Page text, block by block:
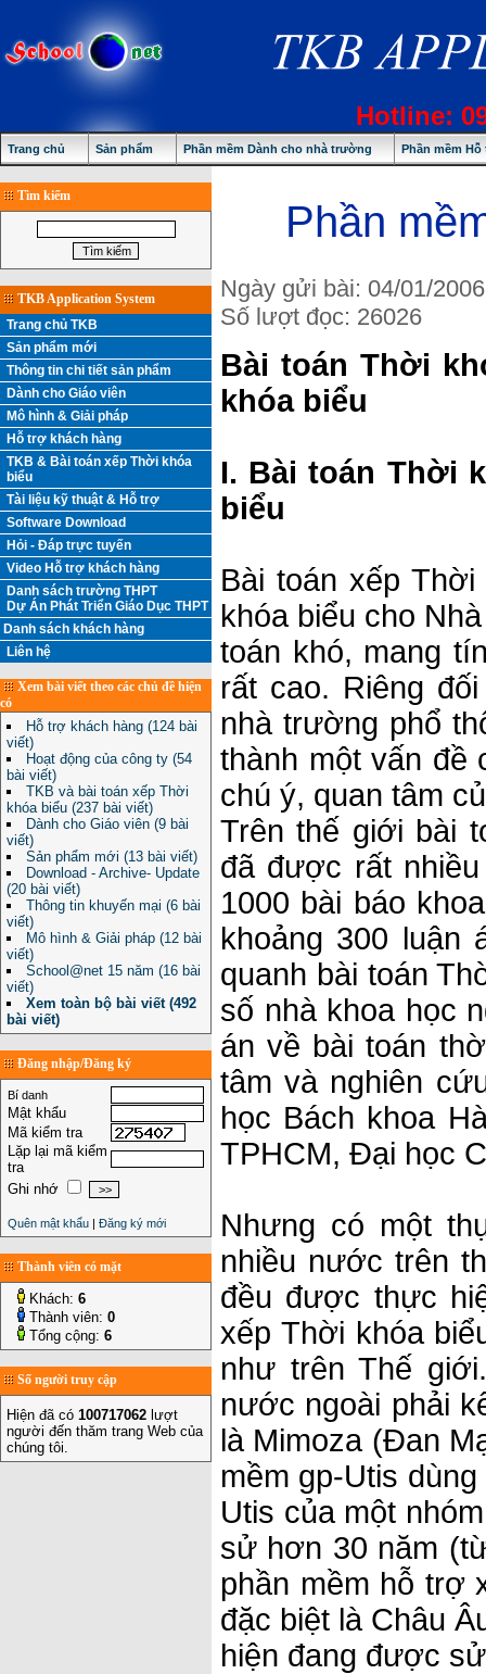
Hotline:
Trang chủ Sản phẩm Phần mềm Dành cho nhà trường Phần mềm
Tìm kiếm
TKB Application System
Trang chủ TKB
Sản phẩm mới
Thông tin chi tiết sản phẩm
Dành cho Giáo viên
Mô hình & Giải pháp
Hỗ trợ khách hàng
TKB & Bài toán xếp Thời khóa
biểu
Tài liệu kỹ thuật & Hỗ trợ
Software Download
Hỏi - Đáp trực tuyến
Video Hỗ trợ khách hàng
Danh sách trường THPT
Dự Án Phát Triển Giáo Dục THPT
Danh sách khách hàng
Liên hệ
Xem bài viết theo các chủ đề hiện
có
Hỗ trợ khách hàng (124 bài
viết)
Hoạt động của công ty (54
bài viết)
TKB và bài toán xếp Thời
khóa biểu (237 bài viết)
Dành cho Giáo viên (9 bài
viết)
Sản phẩm mới (13 bài viết)
Download - Archive- Update
(20 bài viết)
Thông tin khuyến mại (6 bài
viết)
Mô hình & Giải pháp (12 bài
viết)
School@net 15 năm (16 bài
viết)
Xem toàn bộ bài viết (492
bài viết)
Đăng nhập/Đăng ký
Bí danh
Mật khẩu
Mã kiểm tra
Lặp lại mã kiểm
tra
Ghi nhớ
Quên mật khẩu | Đăng ký mới
Thành viên có mặt
Khách: 6
Thành viên: 0
Tổng cộng: 6
Số người truy cập
Hiện đã có 100717062 lượt
người đến thăm trang Web của
chúng tôi.
Phần
Ngày gửi bài: 04/01/2006
Số lượt đọc: 26026
Bài toán Thời
khóa biểu
I. Bài toán Thời
biểu
Bài toán xếp
khóa biểu cho
toán khó, mang
rất cao. Riêng
nhà trường phổ
thành một vấn
chú ý, quan tâm
Trên thế giới bài
đã được rất
1000 bài báo
khoảng 300 luận
quanh bài toán
số nhà khoa học
án về bài toán
tâm và nghiên
học Bách khoa
TPHCM, Đại học
Nhưng có một
nhiều nước trên
đều được thực
xếp Thời khóa
như trên Thế
nước ngoài phải
là Mimoza (Đan
mềm gp-Utis
Utis của một
sử hơn 30 năm
phần mềm hỗ trợ
đặc biệt là Châu
hiện đang được